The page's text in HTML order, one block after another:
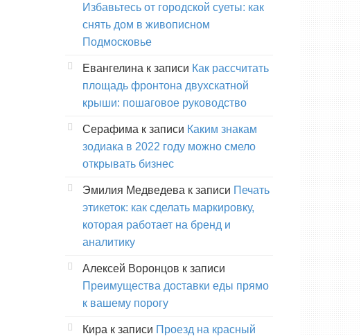
Избавьтесь от городской суеты: как
снять дом в живописном
Подмосковье
Евангелина к записи Как рассчитать
площадь фронтона двухскатной
крыши: пошаговое руководство
Серафима к записи Каким знакам
зодиака в 2022 году можно смело
открывать бизнес
Эмилия Медведева к записи Печать
этикеток: как сделать маркировку,
которая работает на бренд и
аналитику
Алексей Воронцов к записи
Преимущества доставки еды прямо
к вашему порогу
Кира к записи Проезд на красный